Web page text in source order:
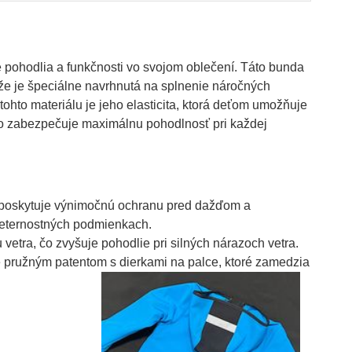
a funkčnosti vo svojom oblečení. Táto bunda
je špeciálne navrhnutá na splnenie náročných
materiálu je jeho elasticita, ktorá deťom umožňuje
zabezpečuje maximálnu pohodlnosť pri každej
výnimočnú ochranu pred dažďom a
podmienkach.
čo zvyšuje pohodlie pri silných nárazoch vetra.
patentom s dierkami na palce, ktoré zamedzia